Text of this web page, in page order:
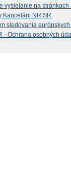
vysielanie na stránkach
Kancelárii NR SR
sledovania
- Ochrana osobných